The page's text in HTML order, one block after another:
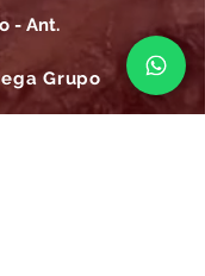
- Ant.
Grupo